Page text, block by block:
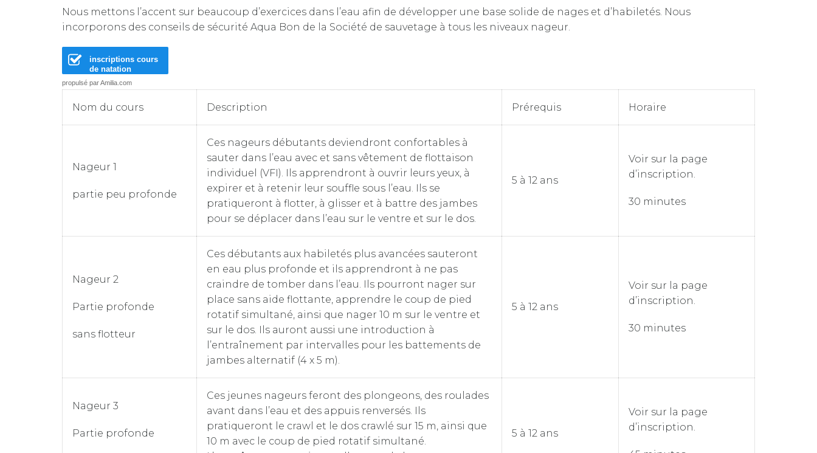
Nous mettons l’accent sur beaucoup d’exercices dans l’eau afin de développer une base solide de nages et d’habiletés. Nous
incorporons des conseils de sécurité Aqua Bon de la Société de sauvetage à tous les niveaux nageur.
inscriptions cours
de natation
propulsé par Amilia.com
Nom du cours Description Prérequis Horaire
Nageur 1
partie peu profonde
Ces nageurs débutants deviendront confortables à
sauter dans l’eau avec et sans vêtement de flottaison
individuel (VFI). Ils apprendront à ouvrir leurs yeux, à
expirer et à retenir leur souffle sous l’eau. Ils se
pratiqueront à flotter, à glisser et à battre des jambes
pour se déplacer dans l’eau sur le ventre et sur le dos.
5 à 12 ans
Voir sur la page
d’inscription.
30 minutes
Nageur 2
Partie profonde
sans flotteur
Ces débutants aux habiletés plus avancées sauteront
en eau plus profonde et ils apprendront à ne pas
craindre de tomber dans l’eau. Ils pourront nager sur
place sans aide flottante, apprendre le coup de pied
rotatif simultané, ainsi que nager 10 m sur le ventre et
sur le dos. Ils auront aussi une introduction à
l’entraînement par intervalles pour les battements de
jambes alternatif (4 x 5 m).
5 à 12 ans
Voir sur la page
d’inscription.
30 minutes
Nageur 3
Partie profonde
Ces jeunes nageurs feront des plongeons, des roulades
avant dans l’eau et des appuis renversés. Ils
pratiqueront le crawl et le dos crawlé sur 15 m, ainsi que
10 m avec le coup de pied rotatif simultané.
5 à 12 ans
Voir sur la page
d’inscription.